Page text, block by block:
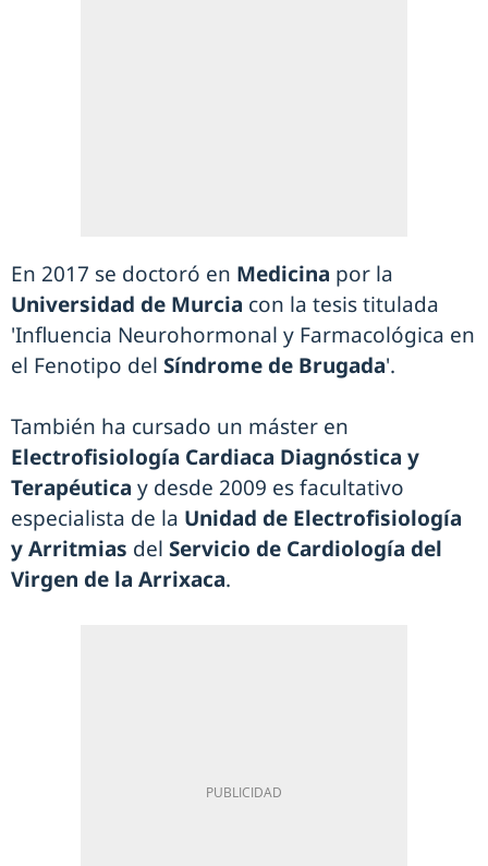
En 2017 se doctoró en Medicina por la
Universidad de Murcia con la tesis titulada
'Influencia Neurohormonal y Farmacológica en
el Fenotipo del Síndrome de Brugada'.
También ha cursado un máster en
Electrofisiología Cardiaca Diagnóstica y
Terapéutica y desde 2009 es facultativo
especialista de la Unidad de Electrofisiología
y Arritmias del Servicio de Cardiología del
Virgen de la Arrixaca.